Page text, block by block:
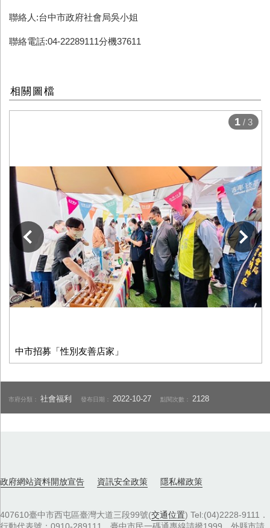
聯絡人:台中市政府社會局吳小姐
聯絡電話:04-22289111分機37611
相關圖檔
中市招募「性別友善店家」
下一張
1 / 3
市府分類：社會福利 發布日期： 2022-10-27 點閱次數： 2128
政府網站資料開放宣告 資訊安全政策 隱私權政策
407610臺中市西屯區臺灣大道三段99號(交通位置) Tel:(04)2228-9111．